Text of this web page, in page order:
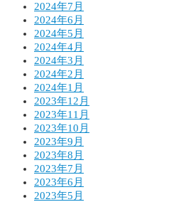
2024年7月
2024年6月
2024年5月
2024年4月
2024年3月
2024年2月
2024年1月
2023年12月
2023年11月
2023年10月
2023年9月
2023年8月
2023年7月
2023年6月
2023年5月